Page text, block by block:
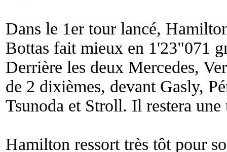
Dans le 1er tour lancé,
Bottas fait mieux en 1'23"071
Derrière les deux Mercedes,
de 2 dixièmes, devant Gasly,
Tsunoda et Stroll. Il restera
Hamilton ressort très tôt pour